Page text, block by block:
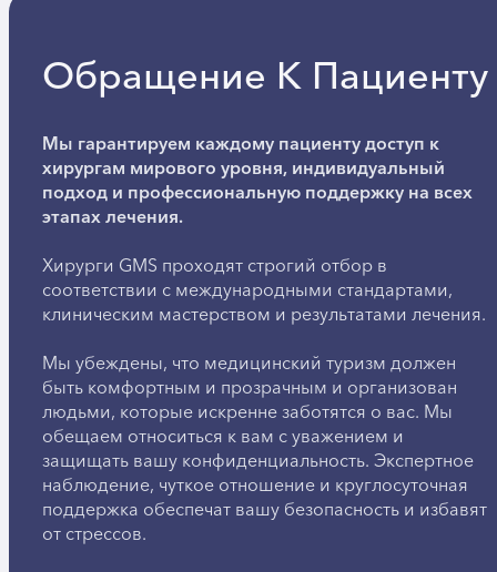
Обращение К Пациенту
Мы гарантируем каждому пациенту доступ к
хирургам мирового уровня, индивидуальный
подход и профессиональную поддержку на всех
этапах лечения.
Хирурги GMS проходят строгий отбор в
соответствии с международными стандартами,
клиническим мастерством и результатами лечения.
Мы убеждены, что медицинский туризм должен
быть комфортным и прозрачным и организован
людьми, которые искренне заботятся о вас. Мы
обещаем относиться к вам с уважением и
защищать вашу конфиденциальность. Экспертное
наблюдение, чуткое отношение и круглосуточная
поддержка обеспечат вашу безопасность и избавят
от стрессов.